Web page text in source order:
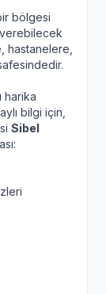
bölgesi
verebilecek
hastanelere,
harika
bilgi için,
Sibel